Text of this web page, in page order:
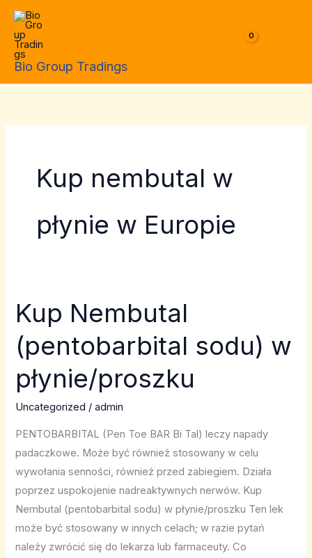
Skip
content
Bio Group Tradings
Kup nembutal w
płynie w Europie
Kup Nembutal
(pentobarbital sodu) w
płynie/proszku
Uncategorized /admin
PENTOBARBITAL (Pen Toe BAR Bi Tal) leczy napady
padaczkowe. Może być również stosowany w celu
wywołania senności, również przed zabiegiem. Działa
poprzez uspokojenie nadreaktywnych nerwów. Kup
Nembutal (pentobarbital sodu) w płynie/proszku Ten lek
może być stosowany w innych celach; w razie pytań
należy zwrócić się do lekarza lub farmaceuty. Co
Kup
Nembutal
(pentobarbital
sodu)
w